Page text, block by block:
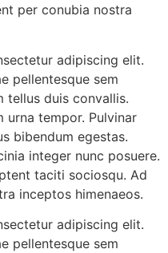
per conubia nostra
adipiscing elit.
pellentesque sem
tellus duis convallis.
urna tempor. Pulvinar
bibendum egestas.
integer nunc posuere.
taciti sociosqu. Ad
inceptos himenaeos.
adipiscing elit.
pellentesque sem